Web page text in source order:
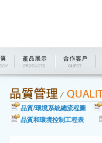
品質/環境系統總流程圖
品質和環境控制工程表